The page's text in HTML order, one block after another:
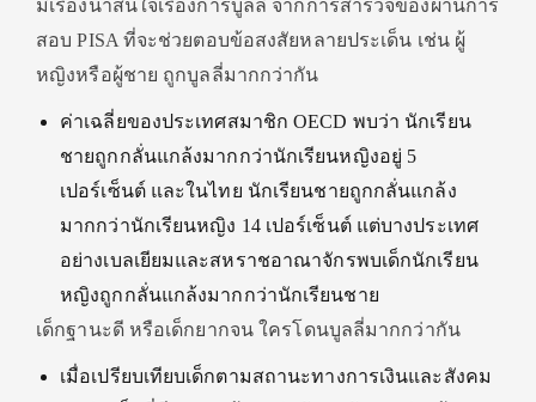
มีเรื่องน่าสนใจเรื่องการบูลลี่ จากการสำรวจของผ่านการ
สอบ PISA ที่จะช่วยตอบข้อสงสัยหลายประเด็น เช่น ผู้
หญิงหรือผู้ชาย ถูกบูลลี่มากกว่ากัน
ค่าเฉลี่ยของประเทศสมาชิก OECD พบว่า นักเรียน
ชายถูกกลั่นแกล้งมากกว่านักเรียนหญิงอยู่ 5
เปอร์เซ็นต์ และในไทย นักเรียนชายถูกกลั่นแกล้ง
มากกว่านักเรียนหญิง 14 เปอร์เซ็นต์ แต่บางประเทศ
อย่างเบลเยียมและสหราชอาณาจักรพบเด็กนักเรียน
หญิงถูกกลั่นแกล้งมากกว่านักเรียนชาย
เด็กฐานะดี หรือเด็กยากจน ใครโดนบูลลี่มากกว่ากัน
เมื่อเปรียบเทียบเด็กตามสถานะทางการเงินและสังคม